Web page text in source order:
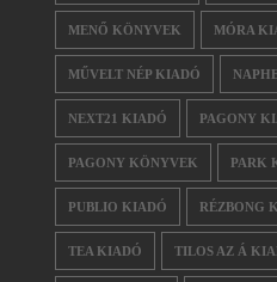
MENŐ KÖNYVEK MÓRA
MŰVELT NÉP KIADÓ
NEXT21 KIADÓ PAGONY
PAGONY KÖNYVEK PARK
PUBLIO KIADÓ RÉZBONG
TEA KIADÓ TILOS AZ Á